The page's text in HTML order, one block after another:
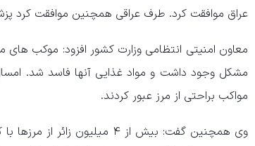
عراق موافقت کرد. طرف عراقی همچنین موافقت کرد
معاون امنیتی انتظامی وزارت کشور افزود: موکب های
مشکل وجود داشت و مواد غذایی آنها فاسد شد.
مواکب براحتی از مرز عبور کردند.